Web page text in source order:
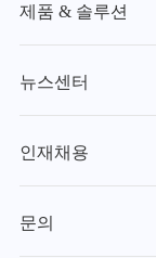
제품 & 솔루션
뉴스센터
인재채용
문의